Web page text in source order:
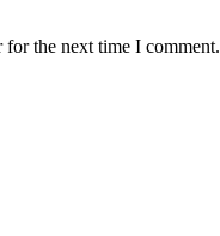
for the next time I comment.